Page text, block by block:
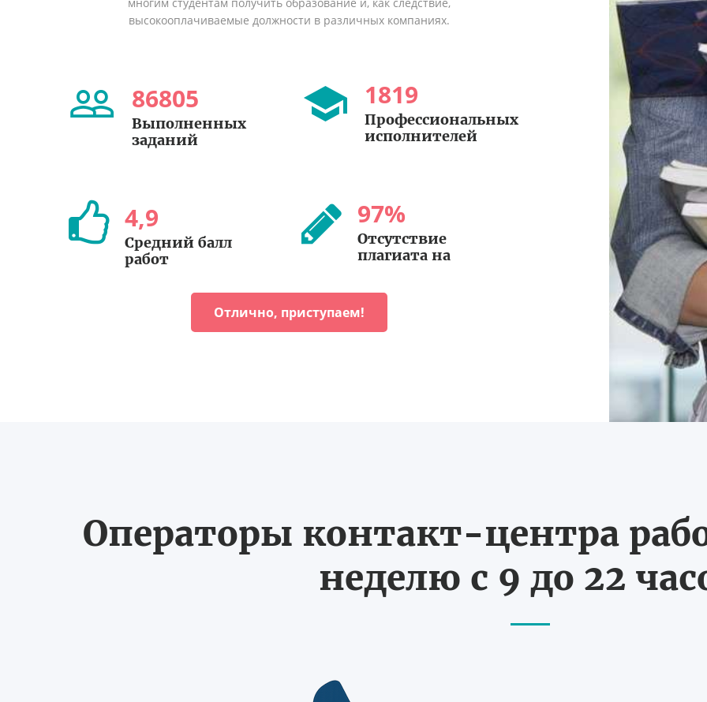
высокооплачиваемые должности в различных компаниях.
86805
Выполненных
заданий
1819
Профессиональных
исполнителей
4,9
Средний балл
работ
97%
Отсутствие
плагиата на
Отлично, приступаем!
Операторы контакт-центра
неделю с 9 до 22